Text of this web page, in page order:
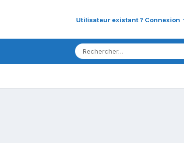
Utilisateur existant ? Connexion